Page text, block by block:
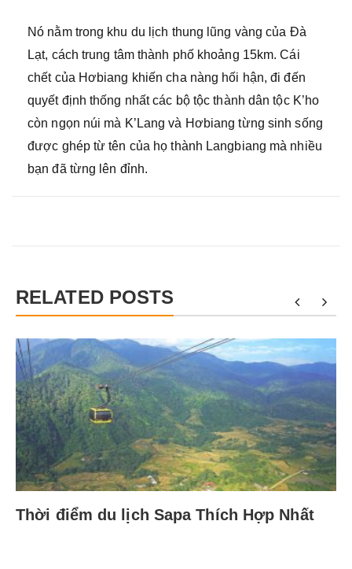
Nó nằm trong khu du lịch thung lũng vàng của Đà
Lạt, cách trung tâm thành phố khoảng 15km. Cái
chết của Hơbiang khiến cha nàng hối hận, đi đến
quyết định thống nhất các bộ tộc thành dân tộc K’ho
còn ngọn núi mà K’Lang và Hơbiang từng sinh sống
được ghép từ tên của họ thành Langbiang mà nhiều
bạn đã từng lên đỉnh.
RELATED POSTS
Thời điểm du lịch Sapa Thích Hợp Nhất